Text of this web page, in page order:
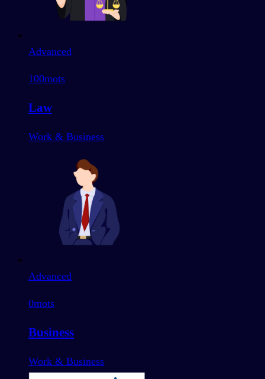
Advanced
100mots
Law
Work & Business
Advanced
0mots
Business
Work & Business